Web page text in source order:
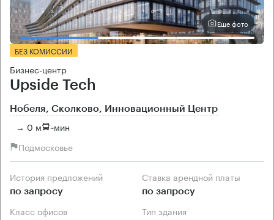
Еще фото
БЕЗ КОМИССИИ
Бизнес-центр
Upside Tech
Нобеля, Сколково, Инновационный Центр
→ 0 м ~мин
Подмосковье
История предложений
по запросу
Ставка арендной платы
по запросу
Класс офисов Тип здания